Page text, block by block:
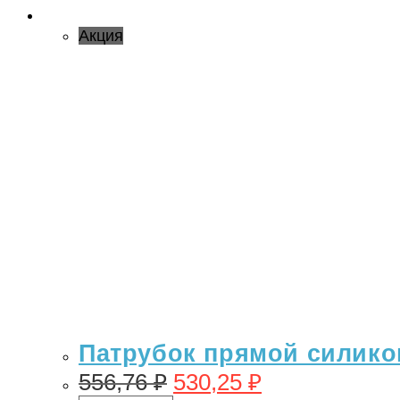
Акция
Патрубок прямой
556,76₽ 530,25 ₽